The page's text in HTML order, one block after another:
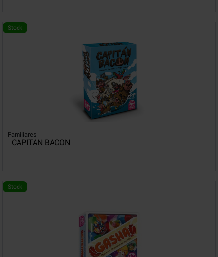
Stock
Familiares
CAPITAN BACON
Stock